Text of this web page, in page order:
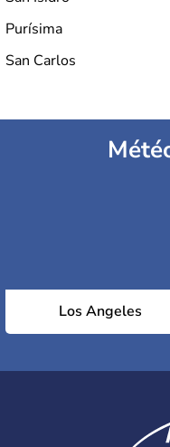
Purísima
San Carlos
Los Angeles